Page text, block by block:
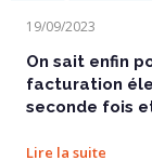
On sait enfin
reportée pour la
19/09/2023
On sait enfin
facturation
seconde fois
Lire la suite